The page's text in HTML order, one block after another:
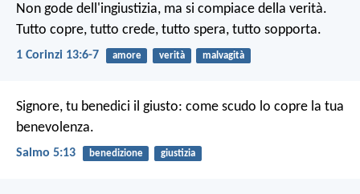
Non gode dell'ingiustizia, ma si compiace della verità.
Tutto copre, tutto crede, tutto spera, tutto sopporta.
1 Corinzi 13:6-7 amore verità malvagità
Signore, tu benedici il giusto: come scudo lo copre la tua
benevolenza.
Salmo 5:13 benedizione giustizia